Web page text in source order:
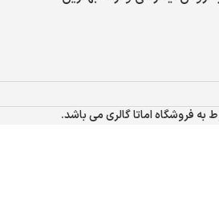
به فروشگاه اماتا گالری می باشد.